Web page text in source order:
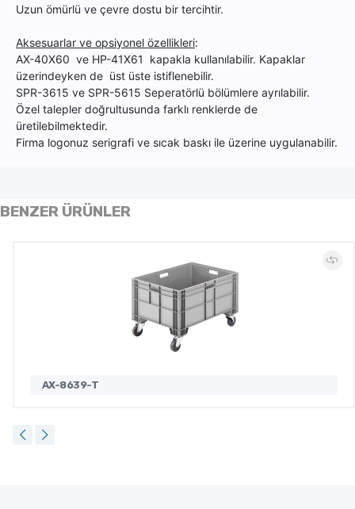
Uzun ömürlü ve çevre dostu bir tercihtir.
Aksesuarlar ve opsiyonel özellikleri:
AX-40X60 ve HP-41X61 kapakla kullanılabilir. Kapaklar
üzerindeyken de üst üste istiflenebilir.
SPR-3615 ve SPR-5615 Seperatörlü bölümlere ayrılabilir.
Özel talepler doğrultusunda farklı renklerde de
üretilebilmektedir.
Firma logonuz serigrafi ve sıcak baskı ile üzerine uygulanabilir.
BENZER ÜRÜNLER
AX-8639-T